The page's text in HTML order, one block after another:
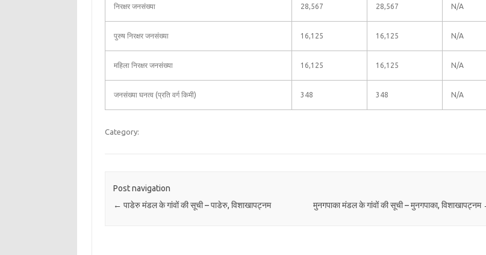
निरक्षर जनसंख्या 28,567 28,567 N/A
पुरुष निरक्षर जनसंख्या 16,125 16,125 N/A
महिला निरक्षर जनसंख्या 16,125 16,125 N/A
जनसंख्या घनत्व (प्रति वर्ग किमी) 348 348 N/A
Category:
Post navigation
← पाडेरु मंडल के गांवों की सूची – पाडेरु, विशाखापट्नम मुनगपाका मंडल के गांवों की सूची – मुनगपाका, विशाखापट्नम